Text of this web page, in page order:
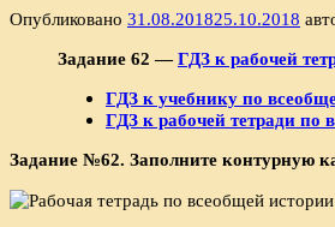
Опубликовано 31.08.201825.10.2018
Задание 62 —ГДЗ к рабочей
ГДЗ к учебнику по
ГДЗ к рабочей тетради по
Задание №62. Заполните контурную